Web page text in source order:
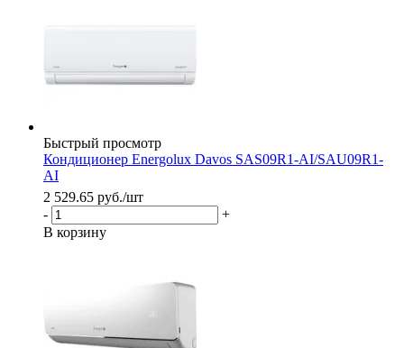
Быстрый просмотр
Кондиционер Energolux Davos SAS09R1-AI/SAU09R1-
AI
2 529.65 руб./шт
-
+
В корзину